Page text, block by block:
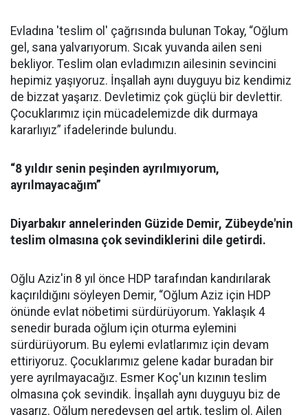
Evladına 'teslim ol' çağrısında bulunan Tokay, “Oğlum
gel, sana yalvarıyorum. Sıcak yuvanda ailen seni
bekliyor. Teslim olan evladımızın ailesinin sevincini
hepimiz yaşıyoruz. İnşallah aynı duyguyu biz kendimiz
de bizzat yaşarız. Devletimiz çok güçlü bir devlettir.
Çocuklarımız için mücadelemizde dik durmaya
kararlıyız” ifadelerinde bulundu.
“8 yıldır senin peşinden ayrılmıyorum,
ayrılmayacağım”
Diyarbakır annelerinden Güzide Demir, Zübeyde'nin
teslim olmasına çok sevindiklerini dile getirdi.
Oğlu Aziz'in 8 yıl önce HDP tarafından kandırılarak
kaçırıldığını söyleyen Demir, “Oğlum Aziz için HDP
önünde evlat nöbetimi sürdürüyorum. Yaklaşık 4
senedir burada oğlum için oturma eylemini
sürdürüyorum. Bu eylemi evlatlarımız için devam
ettiriyoruz. Çocuklarımız gelene kadar buradan bir
yere ayrılmayacağız. Esmer Koç'un kızının teslim
olmasına çok sevindik. İnşallah aynı duyguyu biz de
yaşarız. Oğlum neredeysen gel artık, teslim ol. Ailen